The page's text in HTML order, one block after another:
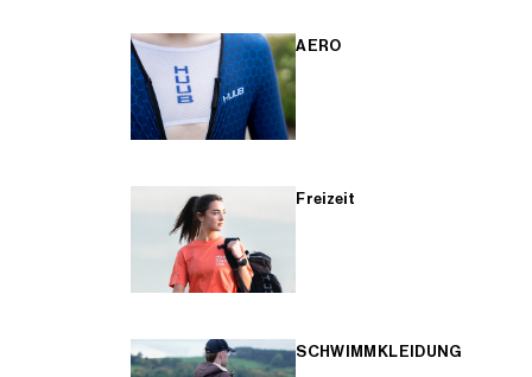
AERO
Freizeit
SCHWIMMKLEIDUNG